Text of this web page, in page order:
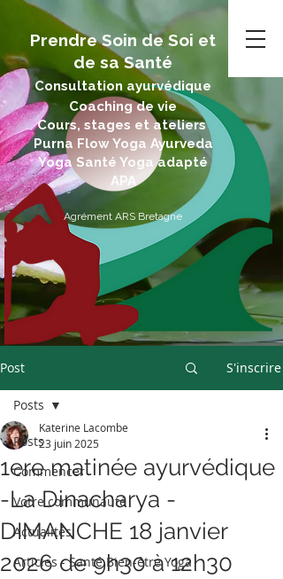
Prendre Soin de Soi et
de sa Santé
Consultation ayurvédique
Coaching de vie
Cours, stages et ateliers
Purna Flow Yoga Ayurveda
Yoga Santé Yoga adapté
APA
Agrément ARS Bretagne
Post S'inscrire
Posts
Commencer
Votre communauté
Actualités
Articles - Santé Bien-être Yoga
Posts
1ere matinée ayurvédique
-La Dinacharya -
DIMANCHE 18 janvier
2026 de 9h30 à 12h30
Katerine Lacombe
23 juin 2025